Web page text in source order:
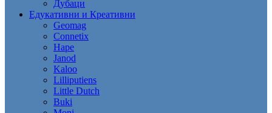
Дубаци
Едукативни и Креативни
Geomag
Connetix
Hape
Janod
Kaloo
Lilliputiens
Little Dutch
Buki